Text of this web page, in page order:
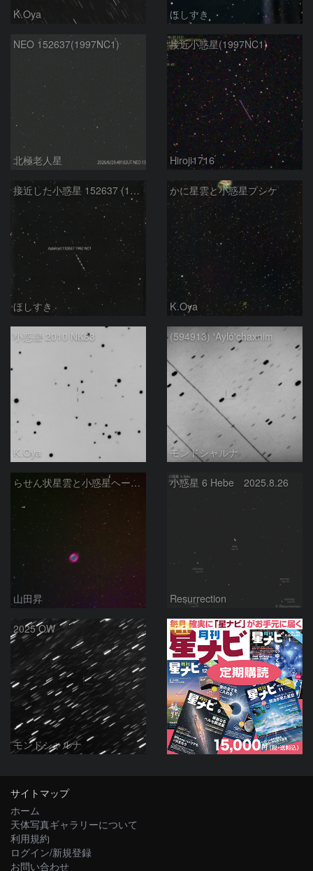
K.Oya ほしすき
NEO 152637(1997NC1)
北極老人星
接近小惑星(1997NC1)
Hiroji1716
接近した小惑星 152637 (1997NC1)
ほしすき
かに星雲と小惑星プシケ
K.Oya
小惑星 2010 NK83
K.Oya
(594913) ꞌAylóꞌchaxnim
モンドシャルナ
らせん状星雲と小惑星ヘーベの接近
山田昇
小惑星 6 Hebe 2025.8.26
Resurrection
2025 OW
モンドシャルナ
PR
サイトマップ
ホーム
天体写真ギャラリーについて
利用規約
ログイン/新規登録
お問い合わせ